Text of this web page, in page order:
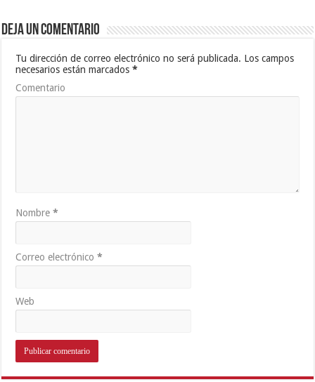
Deja un comentario
Tu dirección de correo electrónico no será publicada. Los campos
necesarios están marcados*
Comentario
Nombre*
Correo electrónico*
Web